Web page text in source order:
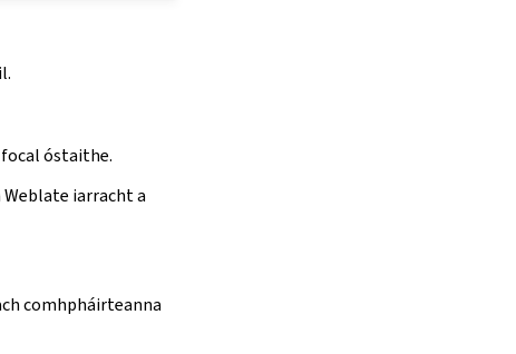
óstaithe.
iarracht a
comhpháirteanna